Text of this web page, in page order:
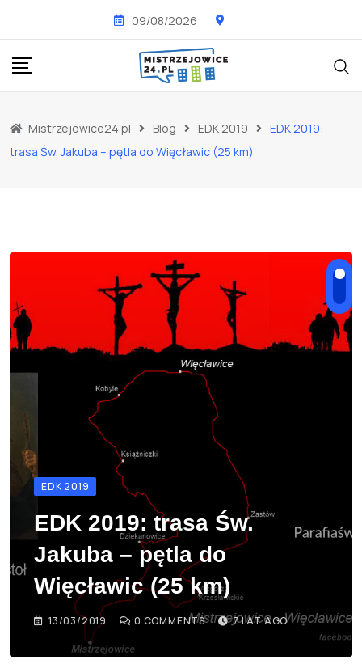
content
09/08/2026
Mistrzejowice24.pl Blog EDK 2019
EDK 2019:
trasa Św. Jakuba – pętla do Więcławic (25 km)
EDK 2019
EDK 2019: trasa Św.
Jakuba – pętla do
Więcławic (25 km)
13/03/2019 0 COMMENTS 7 LAT AGO